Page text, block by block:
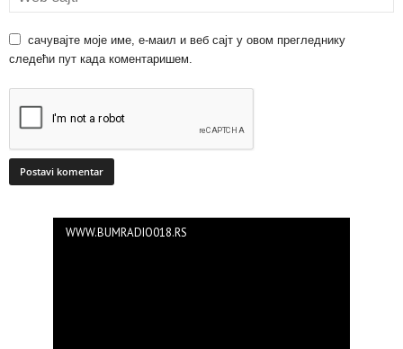
сачувајте моје име, е-маил и веб сајт у овом прегледнику
следећи пут када коментаришем.
WWW.BUMRADIO018.RS